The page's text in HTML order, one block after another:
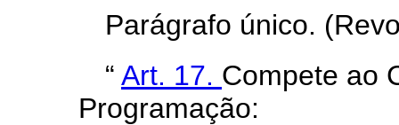
Parágrafo único.
“ Art. 17. Compete ao
Programação: